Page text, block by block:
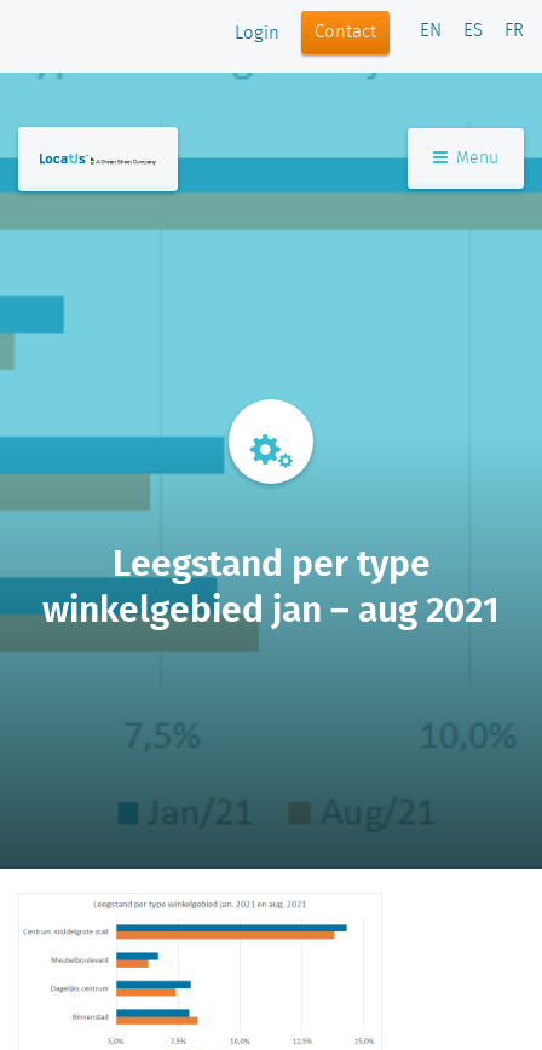
Login Contact EN ES FR
Menu
Leegstand per type
winkelgebied jan – aug 2021